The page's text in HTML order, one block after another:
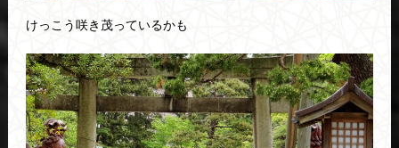
けっこう咲き茂っているかも